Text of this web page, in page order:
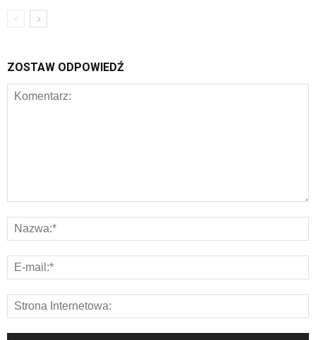
ZOSTAW ODPOWIEDŹ